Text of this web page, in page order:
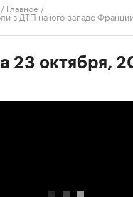
/ Главное /
в ДТП на юго-западе Франции
23 октября,